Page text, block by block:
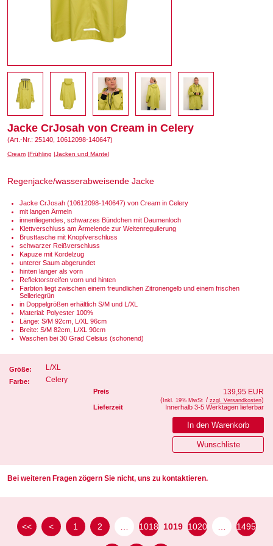
Jacke CrJosah von Cream in Celery
(Art.-Nr.: 25140, 10612098-140647)
Cream Frühling Jacken und Mäntel
Regenjacke/wasserabweisende Jacke
Jacke CrJosah (10612098-140647) von Cream in Celery
mit langen Ärmeln
innenliegendes, schwarzes Bündchen mit Daumenloch
Klettverschluss am Ärmelende zur Weitenregulierung
Brusttasche mit Knopfverschluss
schwarzer Reißverschluss
Kapuze mit Kordelzug
unterer Saum abgerundet
hinten länger als vorn
Reflektorstreifen vorn und hinten
Farbton liegt zwischen einem freundlichen Zitronengelb und einem frischen
Selleriegrün
in Doppelgrößen erhältlich S/M und L/XL
Material: Polyester 100%
Länge: S/M 92cm, L/XL 96cm
Breite: S/M 82cm, L/XL 90cm
Waschen bei 30 Grad Celsius (schonend)
Größe: L/XL
Farbe: Celery
Preis 139,95 EUR
( Inkl. 19% MwSt / zzgl. Versandkosten)
Lieferzeit
Innerhalb 3-5 Werktagen lieferbar
Bei weiteren Fragen zögern Sie nicht, uns zu kontaktieren.
<< < 1 2 1018 1019 1020 1495